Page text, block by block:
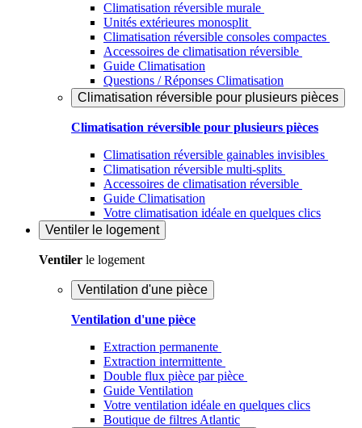
Climatisation réversible murale
Unités extérieures monosplit
Climatisation réversible consoles compactes
Accessoires de climatisation réversible
Guide Climatisation
Questions / Réponses Climatisation
Climatisation réversible pour plusieurs pièces
Climatisation réversible pour plusieurs pièces
Climatisation réversible gainables invisibles
Climatisation réversible multi-splits
Accessoires de climatisation réversible
Guide Climatisation
Votre climatisation idéale en quelques clics
Ventiler le logement
Ventiler le logement
Ventilation d'une pièce
Ventilation d'une pièce
Extraction permanente
Extraction intermittente
Double flux pièce par pièce
Guide Ventilation
Votre ventilation idéale en quelques clics
Boutique de filtres Atlantic